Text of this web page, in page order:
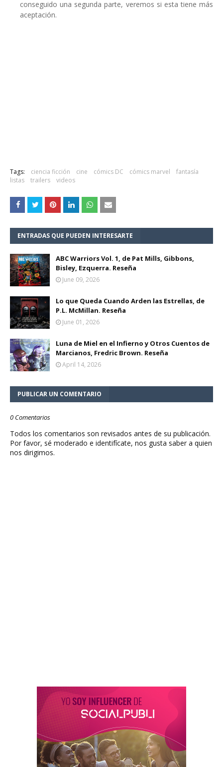
conseguido una segunda parte, veremos si esta tiene más
aceptación.
Tags: ciencia ficción cine cómics DC cómics marvel
fantasía
listas
trailers videos
ENTRADAS QUE PUEDEN INTERESARTE
ABC Warriors Vol. 1, de Pat Mills, Gibbons,
Bisley, Ezquerra. Reseña
June 09, 2026
Lo que Queda Cuando Arden las Estrellas, de
P.L. McMillan. Reseña
June 01, 2026
Luna de Miel en el Infierno y Otros Cuentos de
Marcianos, Fredric Brown. Reseña
April 14, 2026
PUBLICAR UN COMENTARIO
0 Comentarios
Todos los comentarios son revisados antes de su publicación.
Por favor, sé moderado e identifícate, nos gusta saber a quien
nos dirigimos.